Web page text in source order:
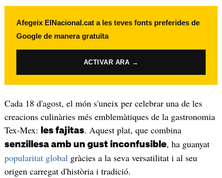
Afegeix ElNacional.cat a les teves fonts preferides de
Google de manera gratuïta
ACTIVAR ARA →
Cada 18 d'agost, el món s'uneix per celebrar una de les
creacions culinàries més emblemàtiques de la gastronomia
Tex-Mex:
les fajitas. Aquest plat, que combina
senzillesa amb un gust inconfusible, ha guanyat
popularitat globalgràcies a la seva versatilitat i al seu
origen carregat d'història i tradició.